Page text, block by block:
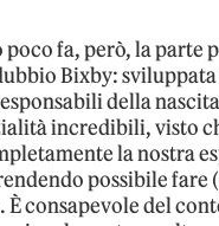
poco fa, però, la parte
Bixby:
della
incredibili, visto
la nostra
possibile fare
È consapevole del